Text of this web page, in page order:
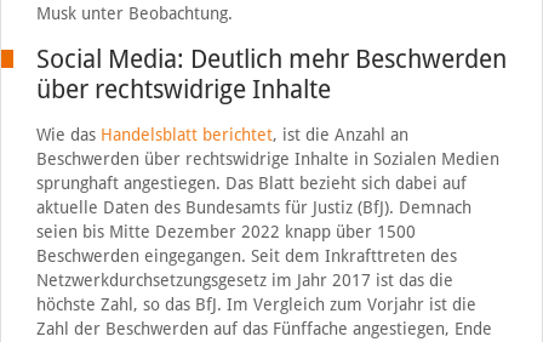
Musk unter Beobachtung.
Social Media: Deutlich mehr Beschwerden
über rechtswidrige Inhalte
Wie das Handelsblatt berichtet, ist die Anzahl an
Beschwerden über rechtswidrige Inhalte in Sozialen Medien
sprunghaft angestiegen. Das Blatt bezieht sich dabei auf
aktuelle Daten des Bundesamts für Justiz (BfJ). Demnach
seien bis Mitte Dezember 2022 knapp über 1500
Beschwerden eingegangen. Seit dem Inkrafttreten des
Netzwerkdurchsetzungsgesetz im Jahr 2017 ist das die
höchste Zahl, so das BfJ. Im Vergleich zum Vorjahr ist die
Zahl der Beschwerden auf das Fünffache angestiegen, Ende